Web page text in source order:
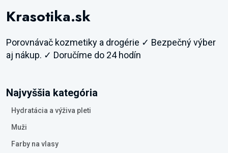
Krasotika.sk
Porovnávač kozmetiky a drogérie ✓ Bezpečný výber
aj nákup. ✓ Doručíme do 24 hodín
Najvyššia kategória
Hydratácia a výživa pleti
Muži
Farby na vlasy